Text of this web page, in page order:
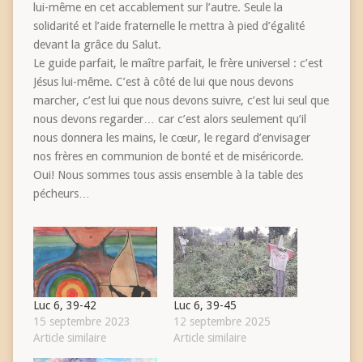
lui-même en cet accablement sur l’autre. Seule la
solidarité et l’aide fraternelle le mettra à pied d’égalité
devant la grâce du Salut.
Le guide parfait, le maître parfait, le frère universel : c’est
Jésus lui-même. C’est à côté de lui que nous devons
marcher, c’est lui que nous devons suivre, c’est lui seul que
nous devons regarder… car c’est alors seulement qu’il
nous donnera les mains, le cœur, le regard d’envisager
nos frères en communion de bonté et de miséricorde.
Oui! Nous sommes tous assis ensemble à la table des
pécheurs…
Luc 6, 39-42
15 septembre 2023
Article similaire
Luc 6, 39-45
12 septembre 2025
Article similaire